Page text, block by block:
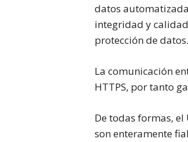
datos
integridad y
protección de datos.
La comunicación
HTTPS, por tanto
De todas formas,
son enteramente